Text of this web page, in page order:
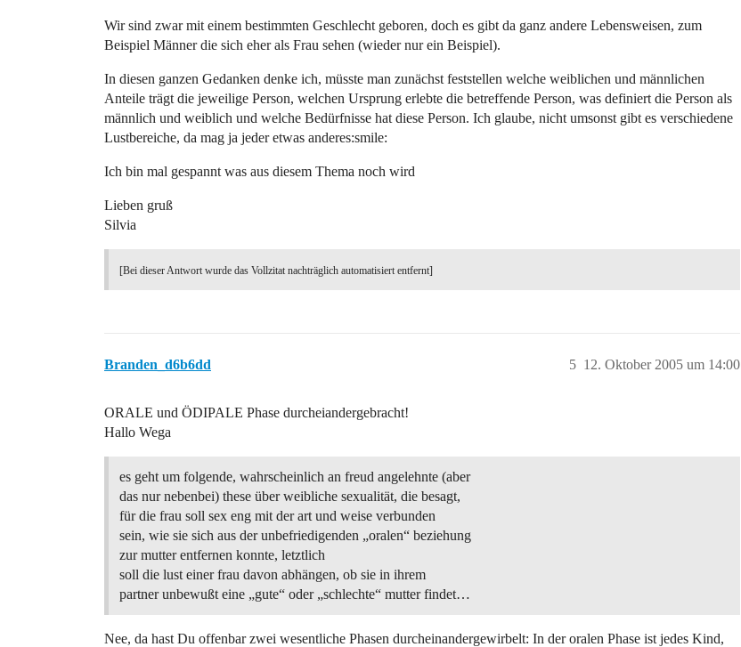
Wir sind zwar mit einem bestimmten Geschlecht geboren, doch es gibt da ganz andere Lebensweisen, zum
Beispiel Männer die sich eher als Frau sehen (wieder nur ein Beispiel).
In diesen ganzen Gedanken denke ich, müsste man zunächst feststellen welche weiblichen und männlichen
Anteile trägt die jeweilige Person, welchen Ursprung erlebte die betreffende Person, was definiert die Person als
männlich und weiblich und welche Bedürfnisse hat diese Person. Ich glaube, nicht umsonst gibt es verschiedene
Lustbereiche, da mag ja jeder etwas anderes:smile:
Ich bin mal gespannt was aus diesem Thema noch wird
Lieben gruß
Silvia
[Bei dieser Antwort wurde das Vollzitat nachträglich automatisiert entfernt]
Branden_d6b6dd 12. Oktober 2005 um 14:00
5
ORALE und ÖDIPALE Phase durcheiandergebracht!
Hallo Wega
es geht um folgende, wahrscheinlich an freud angelehnte (aber
das nur nebenbei) these über weibliche sexualität, die besagt,
für die frau soll sex eng mit der art und weise verbunden
sein, wie sie sich aus der unbefriedigenden „oralen“ beziehung
zur mutter entfernen konnte, letztlich
soll die lust einer frau davon abhängen, ob sie in ihrem
partner unbewußt eine „gute“ oder „schlechte“ mutter findet…
Nee, da hast Du offenbar zwei wesentliche Phasen durcheinandergewirbelt: In der oralen Phase ist jedes Kind,